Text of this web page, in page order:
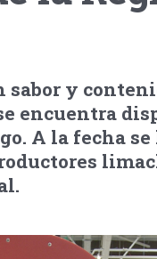
y
encuentra
A la fecha